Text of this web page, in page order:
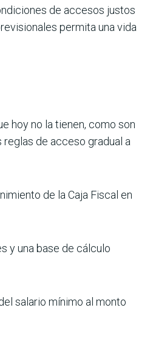
de accesos justos
permita una vida
hoy no la tienen, como son
de acceso gradual a
de la Caja Fiscal en
y una base de cálculo
salario mínimo al monto